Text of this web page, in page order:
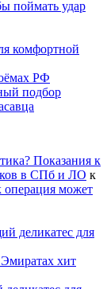
поймать удар
комфортной
РФ
подбор
Показания к
в СПб и ЛО к
операция может
деликатес для
хит